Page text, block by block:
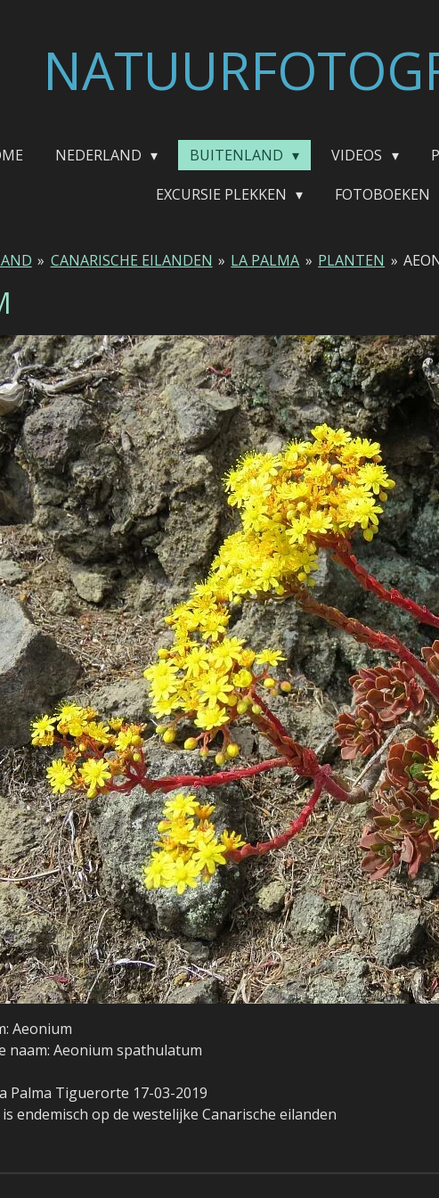
NEDERLAND BUITENLAND VIDEOS
EXCURSIE PLEKKEN
FOTOBOEKEN
» CANARISCHE EILANDEN » LA PALMA » PLANTEN »
Aeonium
naam: Aeonium spathulatum
Palma Tiguerorte 17-03-2019
endemisch op de westelijke Canarische eilanden